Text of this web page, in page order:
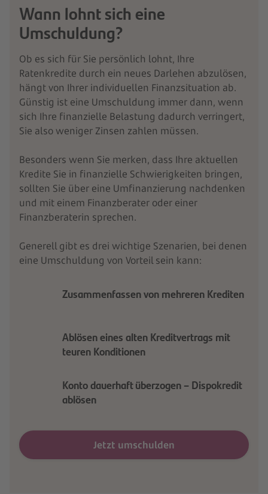
Wann lohnt sich eine
Umschuldung?
Ob es sich für Sie persönlich lohnt, Ihre
Ratenkredite durch ein neues Darlehen abzulösen,
hängt von Ihrer individuellen Finanzsituation ab.
Günstig ist eine Umschuldung immer dann, wenn
sich Ihre finanzielle Belastung dadurch verringert,
Sie also weniger Zinsen zahlen müssen.
Besonders wenn Sie merken, dass Ihre aktuellen
Kredite Sie in finanzielle Schwierigkeiten bringen,
sollten Sie über eine Umfinanzierung nachdenken
und mit einem Finanzberater oder einer
Finanzberaterin sprechen.
Generell gibt es drei wichtige Szenarien, bei denen
eine Umschuldung von Vorteil sein kann:
Zusammenfassen von mehreren Krediten
Ablösen eines alten Kreditvertrags mit
teuren Konditionen
Konto dauerhaft überzogen – Dispokredit
ablösen
Jetzt umschulden